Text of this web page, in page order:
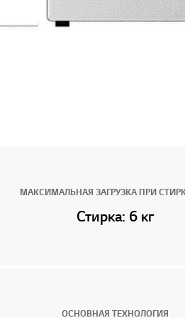
МАКСИМАЛЬНАЯ ЗАГРУЗКА ПРИ
Стирка: 6 кг
ОСНОВНАЯ ТЕХНОЛОГИЯ